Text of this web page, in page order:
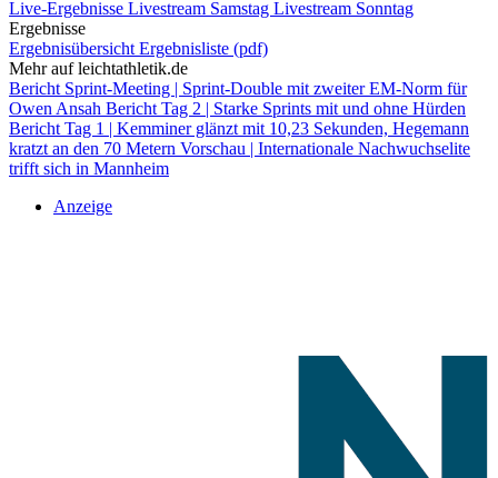
Live-Ergebnisse Livestream Samstag Livestream Sonntag
Ergebnisse
Ergebnisübersicht Ergebnisliste (pdf)
Mehr auf leichtathletik.de
Bericht Sprint-Meeting | Sprint-Double mit zweiter EM-Norm für
Owen Ansah Bericht Tag 2 | Starke Sprints mit und ohne Hürden
Bericht Tag 1 | Kemminer glänzt mit 10,23 Sekunden, Hegemann
kratzt an den 70 Metern Vorschau | Internationale Nachwuchselite
trifft sich in Mannheim
Anzeige